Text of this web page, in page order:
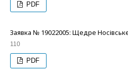
PDF
Заявка № 19022005: Щедре
110
PDF